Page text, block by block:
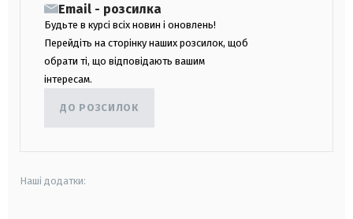
Email - розсилка
Будьте в курсі всіх новин і оновлень!
Перейдіть на сторінку наших розсилок, щоб
обрати ті, що відповідають вашим
інтересам.
ДО РОЗСИЛОК
Наші додатки: